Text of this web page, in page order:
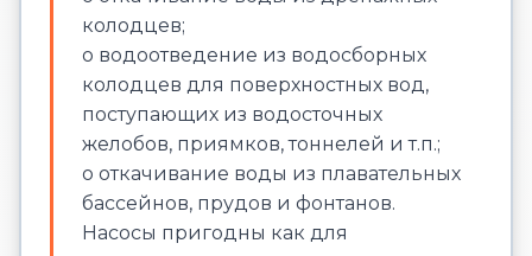
колодцев;
o водоотведение из водосборных
колодцев для поверхностных вод,
поступающих из водосточных
желобов, приямков, тоннелей и т.п.;
o откачивание воды из плавательных
бассейнов, прудов и фонтанов.
Насосы пригодны как для